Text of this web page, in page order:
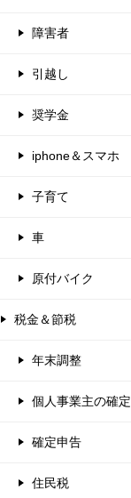
障害者
引越し
奨学金
iphone＆スマホ
子育て
車
原付バイク
税金＆節税
年末調整
個人事業主の確
確定申告
住民税